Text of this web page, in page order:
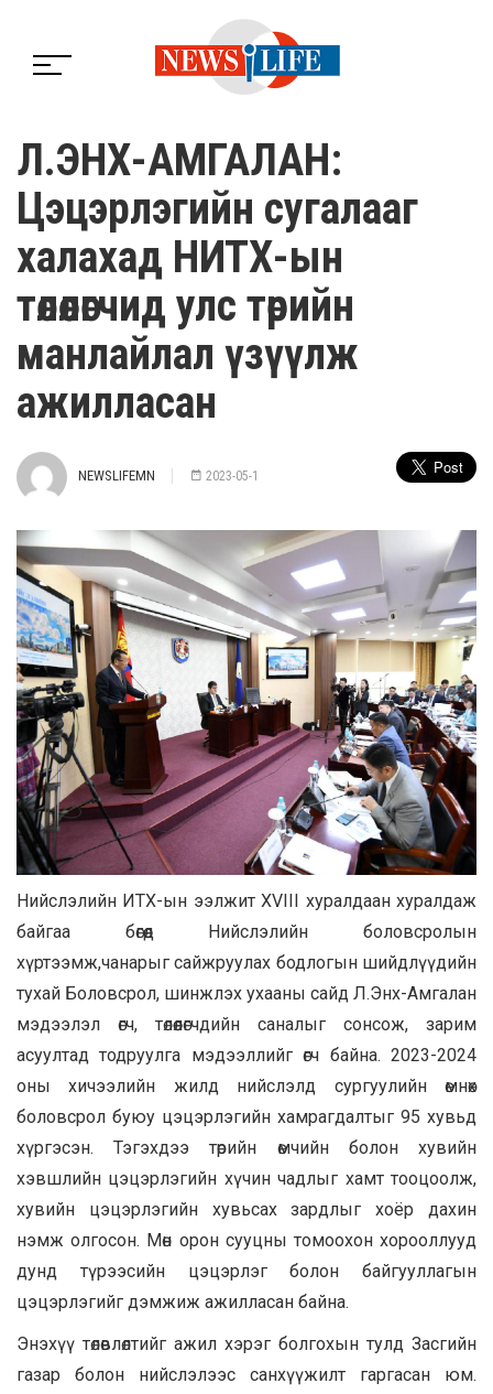
Л.ЭНХ-АМГАЛАН:
Цэцэрлэгийн сугалааг
халахад НИТХ-ын
төлөөлөгчид улс төрийн
манлайлал үзүүлж
ажилласан
NEWSLIFEMN 2023-05-1
Нийслэлийн ИТХ-ын ээлжит XVIII хуралдаан хуралдаж
байгаа бөгөөд Нийслэлийн боловсролын
хүртээмж,чанарыг сайжруулах бодлогын шийдлүүдийн
тухай Боловсрол, шинжлэх ухааны сайд Л.Энх-Амгалан
мэдээлэл өгч, төлөөлөгчдийн саналыг сонсож, зарим
асуултад тодруулга мэдээллийг өгч байна. 2023-2024
оны хичээлийн жилд нийслэлд сургуулийн өмнөх
боловсрол буюу цэцэрлэгийн хамрагдалтыг 95 хувьд
хүргэсэн. Тэгэхдээ төрийн өмчийн болон хувийн
хэвшлийн цэцэрлэгийн хүчин чадлыг хамт тооцоолж,
хувийн цэцэрлэгийн хувьсах зардлыг хоёр дахин
нэмж олгосон. Мөн орон сууцны томоохон хорооллууд
дунд түрээсийн цэцэрлэг болон байгууллагын
цэцэрлэгийг дэмжиж ажилласан байна.
Энэхүү төлөвлөлтийг ажил хэрэг болгохын тулд Засгийн
газар болон нийслэлээс санхүүжилт гаргасан юм.